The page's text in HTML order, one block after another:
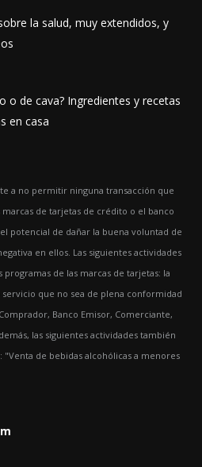
la salud, muy extendidos, y
o de cava? Ingredientes y recetas
en casa
a no permitir ninguna transacción que
de tarjetas de crédito o el banco
potencial de dañar la buena voluntad de
en ellos. Las siguientes actividades
de las marcas de tarjetas: la
que no sea de plena conformidad
Banco Emisor, Comerciante,
las siguientes actividades también
de bebidas alcohólicas a menores